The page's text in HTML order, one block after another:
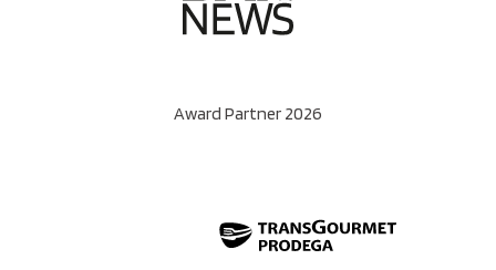
Award Partner 2026